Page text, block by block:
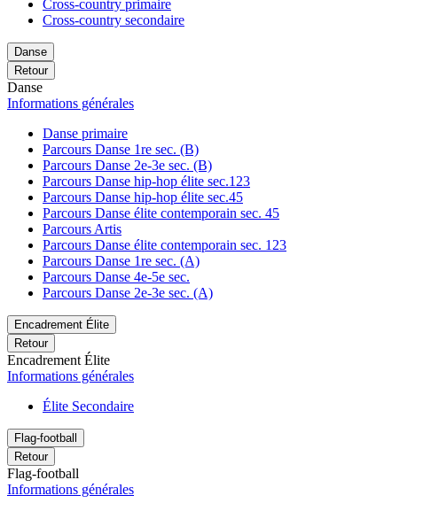
Cross-country primaire
Cross-country secondaire
Danse
Retour
Danse
Informations générales
Danse primaire
Parcours Danse 1re sec. (B)
Parcours Danse 2e-3e sec. (B)
Parcours Danse hip-hop élite sec.123
Parcours Danse hip-hop élite sec.45
Parcours Danse élite contemporain sec. 45
Parcours Artis
Parcours Danse élite contemporain sec. 123
Parcours Danse 1re sec. (A)
Parcours Danse 4e-5e sec.
Parcours Danse 2e-3e sec. (A)
Encadrement Élite
Retour
Encadrement Élite
Informations générales
Élite Secondaire
Flag-football
Retour
Flag-football
Informations générales